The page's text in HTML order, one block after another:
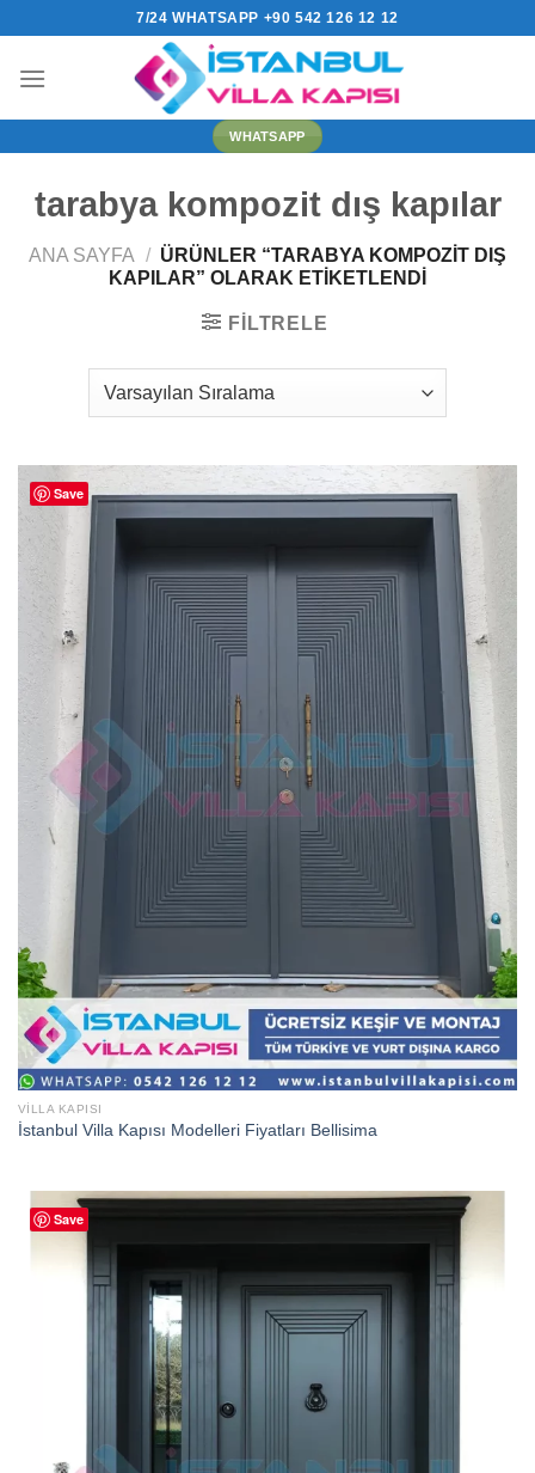
7/24 WHATSAPP +90 542 126 12 12
WHATSAPP
tarabya kompozit dış kapılar
ANA SAYFA / ÜRÜNLER “TARABYA KOMPOZIT DIŞ
KAPILAR” OLARAK ETIKETLENDI
FILTRELE
Save
VILLA KAPISI
İstanbul Villa Kapısı Modelleri Fiyatları Bellisima
Save